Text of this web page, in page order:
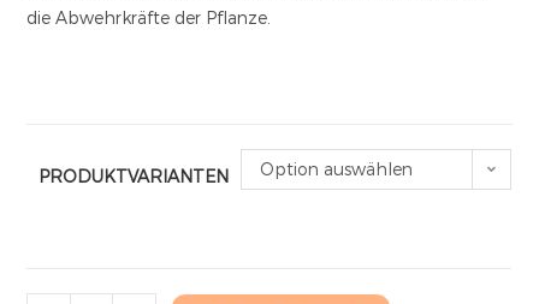
die Abwehrkräfte der Pflanze.
PRODUKTVARIANTEN Option auswählen